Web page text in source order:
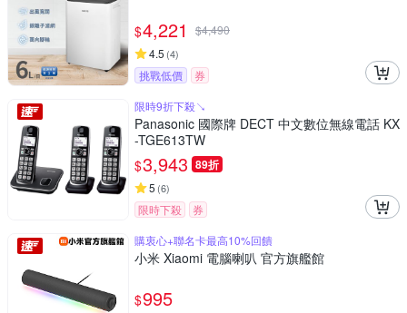
$4,221 $4,490
4.5 (4)
挑戰低價
券
限時9折下殺↘
Panasonic 國際牌 DECT 中文數位無線電話 KX
-TGE613TW
$3,943 89折
5 (6)
限時下殺
券
購衷心+聯名卡最高10%回饋
小米 Xiaomi 電腦喇叭 官方旗艦館
$995